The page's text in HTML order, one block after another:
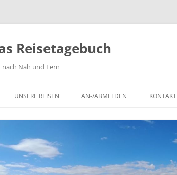
Reisetagebuch
nach Nah und Fern
UNSERE REISEN
TIERBEOBACHTUNGEN
RUNDREISE NORDAMERIKA
2021/22
AN-/ABMELDEN
REGISTRIEREN
KONTAKT